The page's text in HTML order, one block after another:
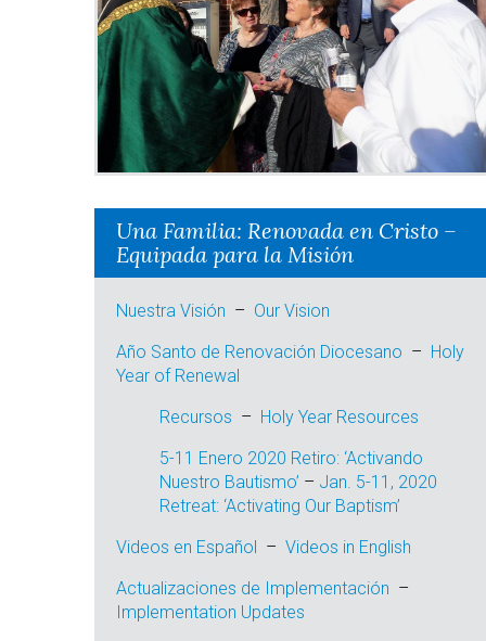
Una Familia: Renovada en Cristo –
Equipada para la Misión
Nuestra Visión – Our Vision
Año Santo de Renovación Diocesano – Holy
Year of Renewal
Recursos – Holy Year Resources
5-11 Enero 2020 Retiro: ‘Activando
Nuestro Bautismo’ – Jan. 5-11, 2020
Retreat: ‘Activating Our Baptism’
Videos en Español – Videos in English
Actualizaciones de Implementación –
Implementation Updates